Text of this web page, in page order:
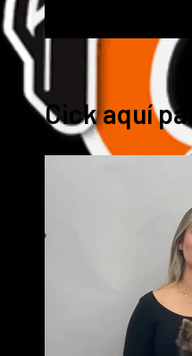
Cick aquí